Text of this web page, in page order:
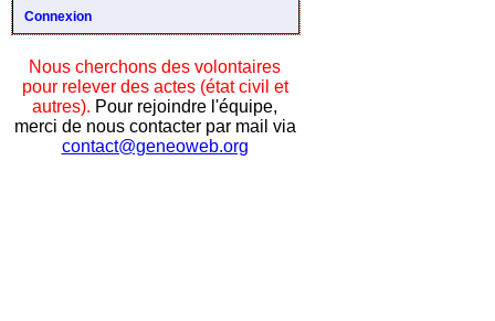
Connexion
Nous cherchons des volontaires
pour relever des actes (état civil et
autres). Pour rejoindre l'équipe,
merci de nous contacter par mail via
contact@geneoweb.org